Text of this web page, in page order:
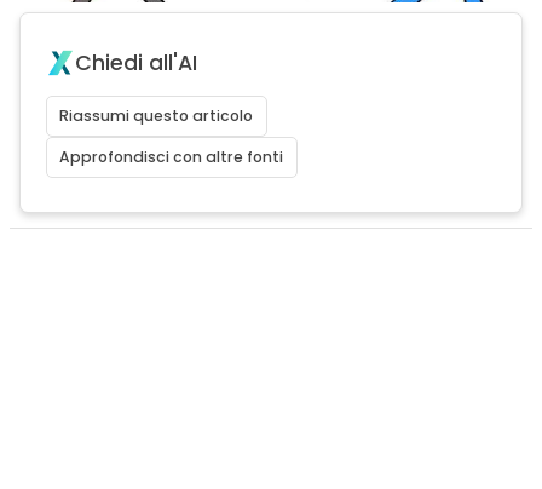
Chiedi all'AI
Riassumi questo articolo
Approfondisci con altre fonti